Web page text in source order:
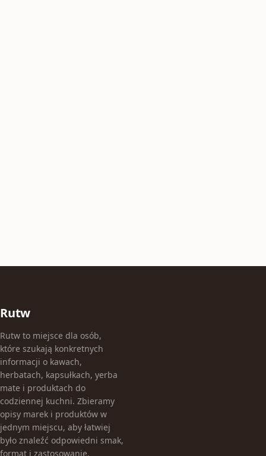
Rutw
Rutw to miejsce dla osób,
które szukają konkretnych
informacji o kawach,
herbatach, kapsułkach, yerba
mate i produktach do
codziennej kuchni. Zbieramy
opisy marek i produktów w
jednym miejscu, aby łatwiej
było znaleźć odpowiedni smak,
format i zastosowanie.